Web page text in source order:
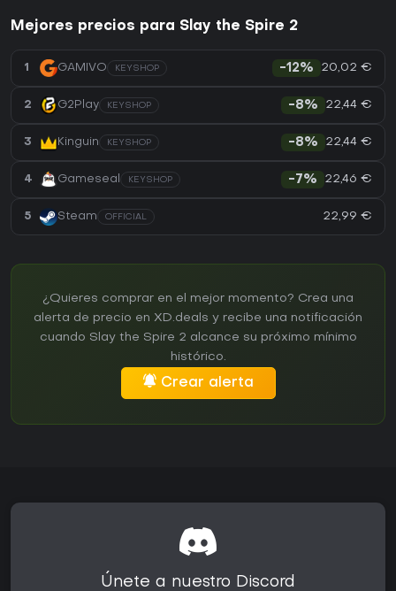
Mejores precios para Slay the Spire 2
1 GAMIVO KEYSHOP -12% 20,02 €
2 G2Play KEYSHOP -8% 22,44 €
3 Kinguin KEYSHOP -8% 22,44 €
4 Gameseal KEYSHOP -7% 22,46 €
5 Steam OFFICIAL 22,99 €
¿Quieres comprar en el mejor momento? Crea una
alerta de precio en XD.deals y recibe una notificación
cuando Slay the Spire 2 alcance su próximo mínimo
histórico.
Crear alerta
Únete a nuestro Discord